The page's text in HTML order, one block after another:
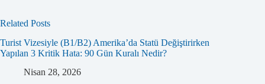
Related Posts
Turist Vizesiyle (B1/B2) Amerika’da Statü Değiştirirken
Yapılan 3 Kritik Hata: 90 Gün Kuralı Nedir?
Nisan 28, 2026